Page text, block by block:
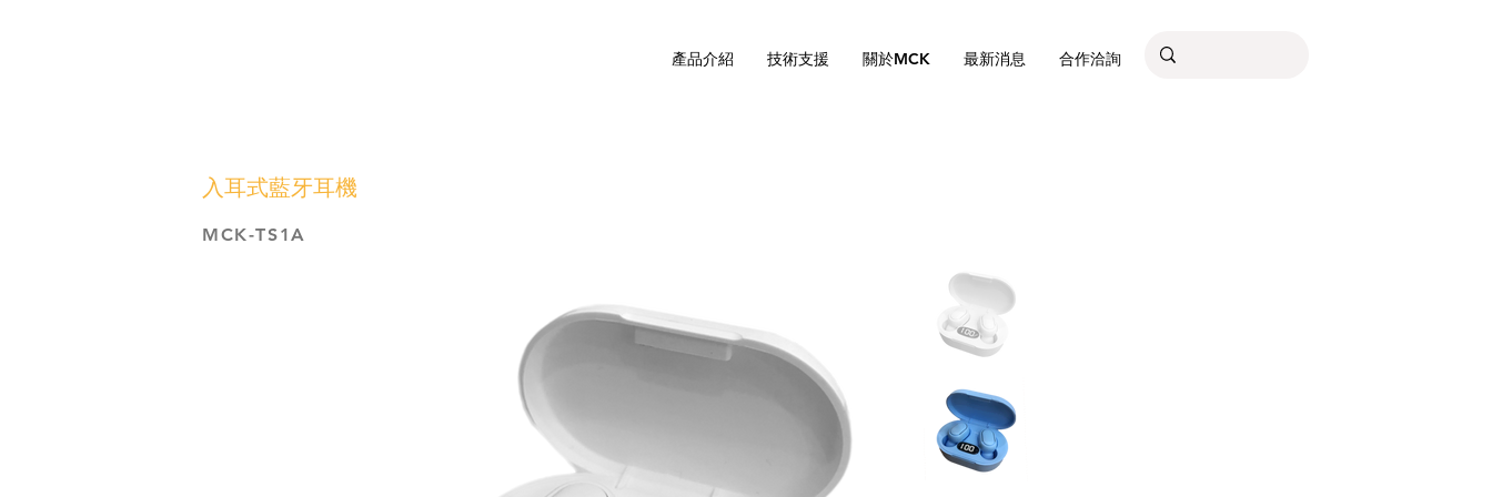
產品介紹 技術支援 關於MCK 最新消息 合作洽詢
入耳式藍牙耳機
MCK-TS1A